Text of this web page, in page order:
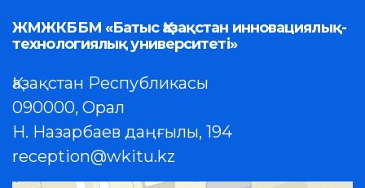
ЖМЖКББМ «Батыс Қазақстан инновациялық-
технологиялық университеті»
Қазақстан Республикасы
090000, Орал
Н. Назарбаев даңғылы, 194
reception@wkitu.kz